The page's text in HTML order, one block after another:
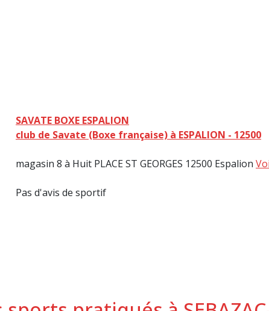
SAVATE BOXE ESPALION
club de Savate (Boxe française) à ESPALION - 12500
magasin 8 à Huit PLACE ST GEORGES 12500 Espalion
Pas d'avis de sportif